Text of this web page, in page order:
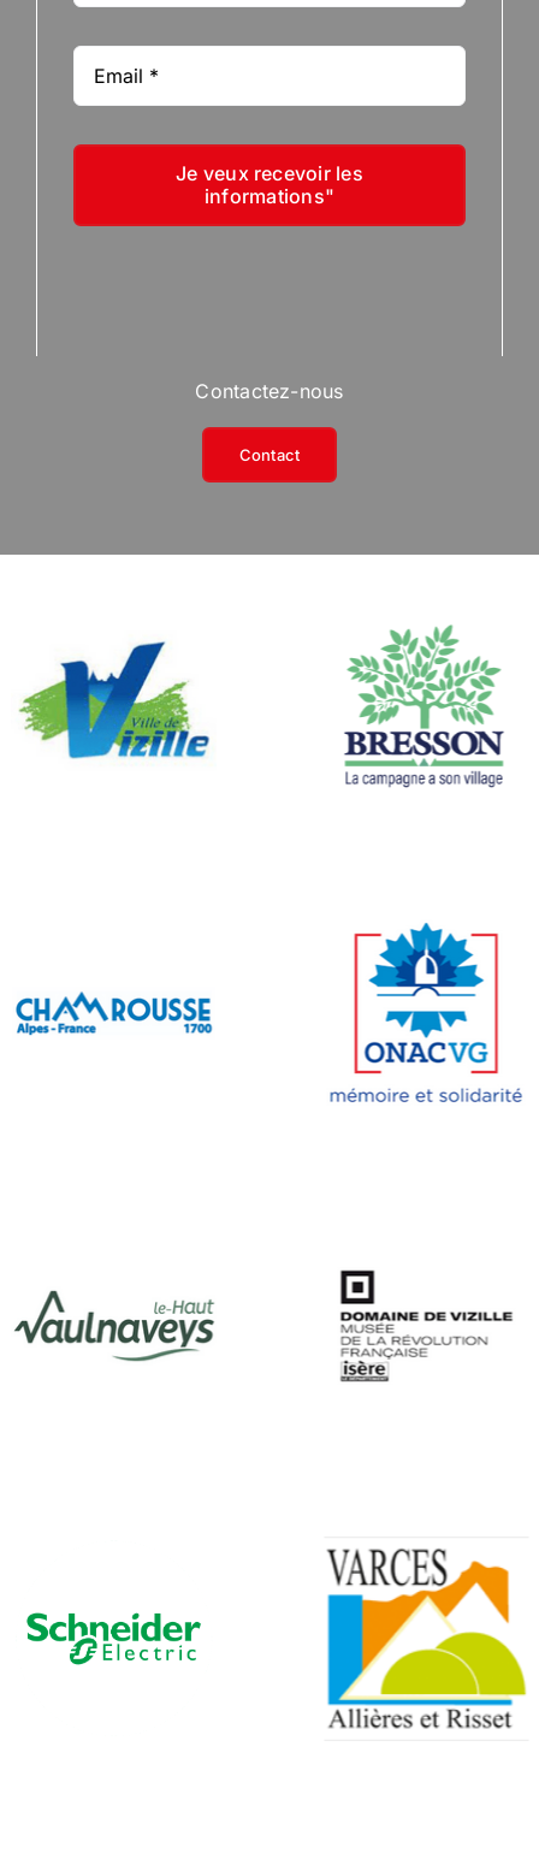
Je veux recevoir les
informations"
Contactez-nous
Contact